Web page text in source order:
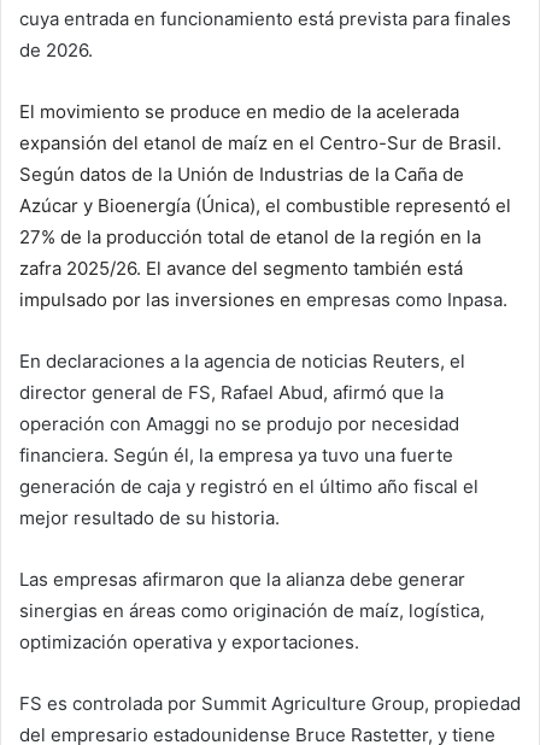
cuya entrada en funcionamiento está prevista para finales
de 2026.
El movimiento se produce en medio de la acelerada
expansión del etanol de maíz en el Centro-Sur de Brasil.
Según datos de la Unión de Industrias de la Caña de
Azúcar y Bioenergía (Única), el combustible representó el
27% de la producción total de etanol de la región en la
zafra 2025/26. El avance del segmento también está
impulsado por las inversiones en empresas como Inpasa.
En declaraciones a la agencia de noticias Reuters, el
director general de FS, Rafael Abud, afirmó que la
operación con Amaggi no se produjo por necesidad
financiera. Según él, la empresa ya tuvo una fuerte
generación de caja y registró en el último año fiscal el
mejor resultado de su historia.
Las empresas afirmaron que la alianza debe generar
sinergias en áreas como originación de maíz, logística,
optimización operativa y exportaciones.
FS es controlada por Summit Agriculture Group, propiedad
del empresario estadounidense Bruce Rastetter, y tiene